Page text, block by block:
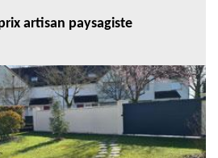
artisan paysagiste